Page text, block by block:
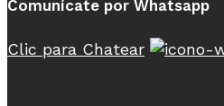
Comunícate por Whatsapp
Clic para Chatear